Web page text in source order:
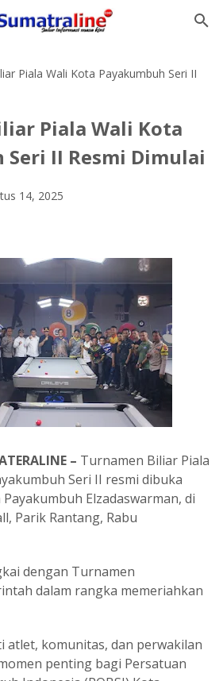
Piala Wali Kota Payakumbuh Seri II
Piala Wali Kota
Seri II Resmi Dimulai
14, 2025
– Turnamen Biliar Piala
Seri II resmi dibuka
Elzadaswarman, di
Parik Rantang, Rabu
dengan Turnamen
dalam rangka memeriahkan
atlet, komunitas, dan perwakilan
penting bagi Persatuan